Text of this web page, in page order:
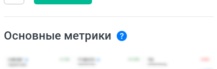
Основные метрики